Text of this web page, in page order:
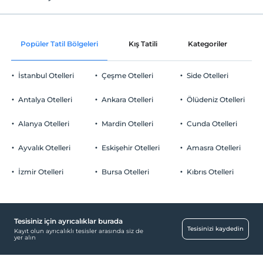
Ortak alanlar ve tüm odalar
Çocuk Havuzu
Havuz
Check/in
Check/out
En geç saat 12:00 ve öncesi
Evcil Hayvan
Tesisimizde 10 yaş altı çocuklar konaklayamaz
Popüler Tatil Bölgeleri Kış Tatili Kategoriler
İstanbul Otelleri
Antalya Otelleri
Alanya Otelleri
Ayvalık Otelleri
İzmir Otelleri
Çeşme Otelleri
Ankara Otelleri
Mardin Otelleri
Eskişehir Otelleri
Bursa Otelleri
Side Otelleri
Ölüdeniz Otelleri
Cunda Otelleri
Amasra Otelleri
Kıbrıs Otelleri
Tesisiniz için ayrıcalıklar burada
Kayıt olun ayrıcalıklı tesisler arasında siz de
yer alın
Tesisinizi kaydedin